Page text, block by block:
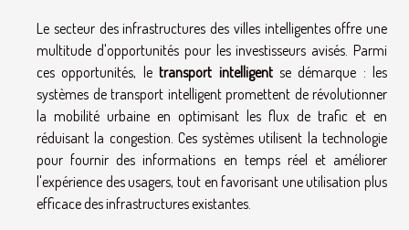
Le secteur des infrastructures des villes intelligentes offre une
multitude d'opportunités pour les investisseurs avisés. Parmi
ces opportunités, letransport intelligentse démarque : les
systèmes de transport intelligent promettent de révolutionner
la mobilité urbaine en optimisant les flux de trafic et en
réduisant la congestion. Ces systèmes utilisent la technologie
pour fournir des informations en temps réel et améliorer
l'expérience des usagers, tout en favorisant une utilisation plus
efficace des infrastructures existantes.